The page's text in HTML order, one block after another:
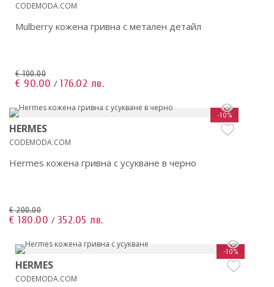
CODEMODA.COM
Mulberry кожена гривна с метален детайл
€ 100.00
€ 90.00 / 176.02 лв.
-10%
HERMES
CODEMODA.COM
Hermes кожена гривна с усукване в черно
€ 200.00
€ 180.00 / 352.05 лв.
-10%
HERMES
CODEMODA.COM